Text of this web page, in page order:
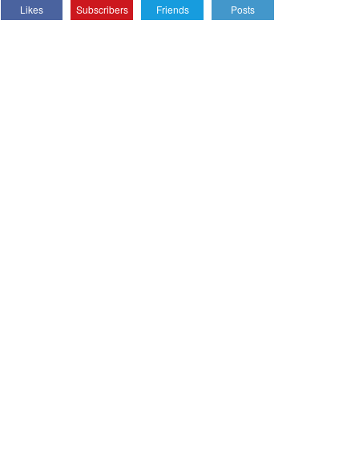
Likes Subscribers Friends Posts